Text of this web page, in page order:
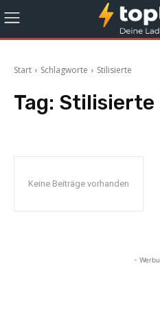
Start Schlagworte Stilisierte
Tag: Stilisierte
Keine Beiträge vorhanden
-